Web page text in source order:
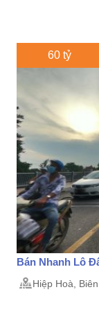
60 tỷ
Bán Nhanh Lô
Hiệp Hoà,